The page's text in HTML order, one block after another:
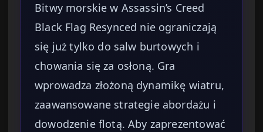
Bitwy morskie w Assassin’s Creed
Black Flag Resynced nie ograniczają
się już tylko do salw burtowych i
chowania się za osłoną. Gra
wprowadza złożoną dynamikę wiatru,
zaawansowane strategie abordażu i
dowodzenie flotą. Aby zaprezentować